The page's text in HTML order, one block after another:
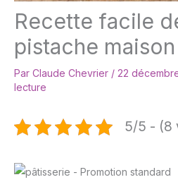
Recette facile
pistache maison
Par Claude Chevrier / 22
lecture
5/5 - (8